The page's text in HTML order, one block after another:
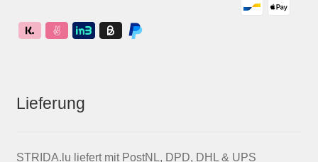
Lieferung
STRIDA.lu liefert mit PostNL, DPD, DHL & UPS